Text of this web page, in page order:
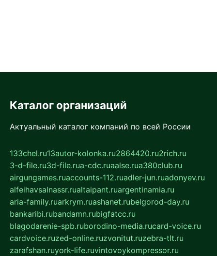
Каталог организаций
Актуальный каталог компаний по всей России
133chel.ru13autor-kolonka.ru2864420.ru2rich.ru
3-d-file.ru3d-file.rua-cdc.ruaalse.rua380club.ru
airgungames.ruaccounts-112.ruadler-jun.ruadonyev.ru
alfeihavsalnassr.rualtaipant.ruargentinamia.ru
aria-family.ruarkrym.ruashanet.rubelgorod-day.ru
bankaribi.rubandamn.rubigfatcc.ru
blagodarenie-spb.ruborodino-media.rucard-voice.ru
cardvoice.ruzed-online.ruzvonitut.ruzebra-tlt.ru
zarafshan.ruyork-life.ruvintovoykompressor.ru